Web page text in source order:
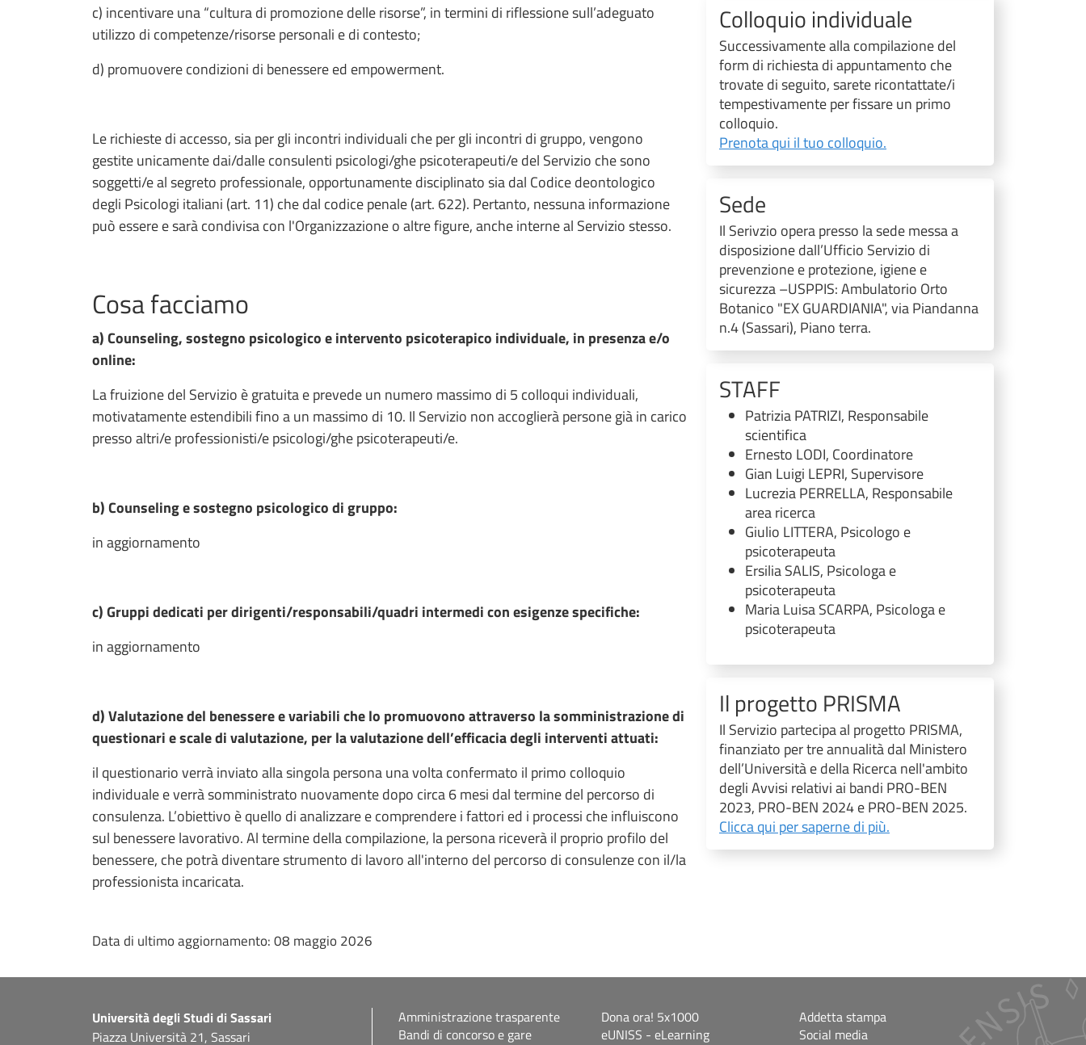
c) incentivare una “cultura di promozione delle risorse”, in termini di riflessione sull’adeguato
utilizzo di competenze/risorse personali e di contesto;
d) promuovere condizioni di benessere ed empowerment.
Le richieste di accesso, sia per gli incontri individuali che per gli incontri di gruppo, vengono
gestite unicamente dai/dalle consulenti psicologi/ghe psicoterapeuti/e del Servizio che sono
soggetti/e al segreto professionale, opportunamente disciplinato sia dal Codice deontologico
degli Psicologi italiani (art. 11) che dal codice penale (art. 622). Pertanto, nessuna informazione
può essere e sarà condivisa con l'Organizzazione o altre figure, anche interne al Servizio stesso.
Cosa facciamo
a) Counseling, sostegno psicologico e intervento psicoterapico individuale, in presenza e/o
online:
La fruizione del Servizio è gratuita e prevede un numero massimo di 5 colloqui individuali,
motivatamente estendibili fino a un massimo di 10. Il Servizio non accoglierà persone già in carico
presso altri/e professionisti/e psicologi/ghe psicoterapeuti/e.
b) Counseling e sostegno psicologico di gruppo:
in aggiornamento
c) Gruppi dedicati per dirigenti/responsabili/quadri intermedi con esigenze specifiche:
in aggiornamento
d) Valutazione del benessere e variabili che lo promuovono attraverso la somministrazione di
questionari e scale di valutazione, per la valutazione dell’efficacia degli interventi attuati:
il questionario verrà inviato alla singola persona una volta confermato il primo colloquio
individuale e verrà somministrato nuovamente dopo circa 6 mesi dal termine del percorso di
consulenza. L’obiettivo è quello di analizzare e comprendere i fattori ed i processi che influiscono
sul benessere lavorativo. Al termine della compilazione, la persona riceverà il proprio profilo del
benessere, che potrà diventare strumento di lavoro all'interno del percorso di consulenze con il/la
professionista incaricata.
Data di ultimo aggiornamento:08 maggio 2026
Colloquio individuale
Successivamente alla compilazione del
form di richiesta di appuntamento che
trovate di seguito, sarete ricontattate/i
tempestivamente per fissare un primo
colloquio.
Prenota qui il tuo colloquio.
Sede
Il Serivzio opera presso la sede messa a
disposizione dall’Ufficio Servizio di
prevenzione e protezione, igiene e
sicurezza –USPPIS: Ambulatorio Orto
Botanico "EX GUARDIANIA", via Piandanna
n.4 (Sassari), Piano terra.
STAFF
Patrizia PATRIZI, Responsabile
scientifica
Ernesto LODI, Coordinatore
Gian Luigi LEPRI, Supervisore
Lucrezia PERRELLA, Responsabile
area ricerca
Giulio LITTERA, Psicologo e
psicoterapeuta
Ersilia SALIS, Psicologa e
psicoterapeuta
Maria Luisa SCARPA, Psicologa e
psicoterapeuta
Il progetto PRISMA
Il Servizio partecipa al progetto PRISMA,
finanziato per tre annualità dal Ministero
dell’Università e della Ricerca nell'ambito
degli Avvisi relativi ai bandi PRO-BEN
2023, PRO-BEN 2024 e PRO-BEN 2025.
Clicca qui per saperne di più.
Università degli Studi di Sassari
Piazza Università 21, Sassari
Amministrazione trasparente
Bandi di concorso e gare
Dona ora! 5x1000
eUNISS - eLearning
Addetta stampa
Social media